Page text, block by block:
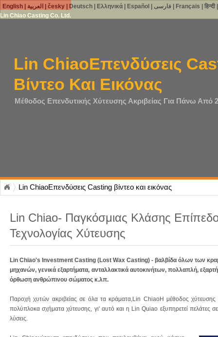
Lin Chiao Casting Co. Ltd.
Lin ChiaoΕπενδύσεις
Βίντεο Και Εικόνας
Μέθοδος Επενδυτικής Χύτευσης Ακριβείας Για Πάνω Από
Lin ChiaoΕπενδύσεις Casting βίντεο και εικόνας
Lin Chiao- Παγκόσμιας Κλάσης
Τεχνολογίας Χύτευσης
Lin Chiao's Investment Casting (Lost Wax Casting) - βαλβίδα όλων των
μηχανών, γενικά εξαρτήματα, ανταλλακτικά αυτοκινήτων, πολλαπλή,
όρθωση ανθρώπινου σώματος κ.λπ.
Παροχή χυτών ακριβείας σε όλα τα κράματα,Lin ChiaoΗ μέθοδος χύτευσης
πολύπλοκα σχήματα χύτευσης, γι' αυτό και η Lin Quiao εξυπηρετεί πελάτες
λύσεις.
English| العربية česky| Deutsch| Ελληνικά| Español فارسی| Français हिन्दी